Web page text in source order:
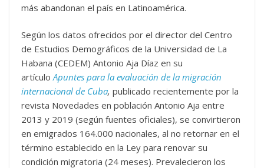
más abandonan el país en Latinoamérica.
Según los datos ofrecidos por el director del Centro
de Estudios Demográficos de la Universidad de La
Habana (CEDEM) Antonio Aja Díaz en su
artículoApuntes para la evaluación de la migración
internacional de Cuba, publicado recientemente por la
revista Novedades en población Antonio Aja entre
2013 y 2019 (según fuentes oficiales), se convirtieron
en emigrados 164.000 nacionales, al no retornar en el
término establecido en la Ley para renovar su
condición migratoria (24 meses). Prevalecieron los